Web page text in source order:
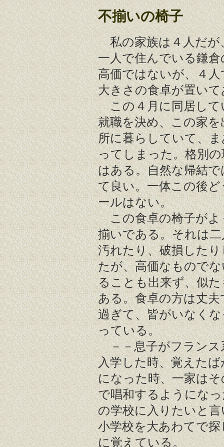
不揃いの椅子
私の家族は４人だが
一人で住んでいる鎌
高価ではないが、４
大きさの食卓が置い
この４月に同居して
就職を決め、この家
所に暮らしていて、
ってしまった。格別
はある。自然な帰結
て良い。一体この後
ールはない。
この食卓の椅子がよ
揃いである。それは
汚れたり、破損した
たが、高価なもので
ることも出来ず、似
ある。食卓の方は丈
過ぎて、皆がいなく
っている。
－－息子がフランス
入学した時、覚えた
になった時、一家は
で唱和するようにな
の学校に入りたいと
小学校を大あわてで
に覚えている。